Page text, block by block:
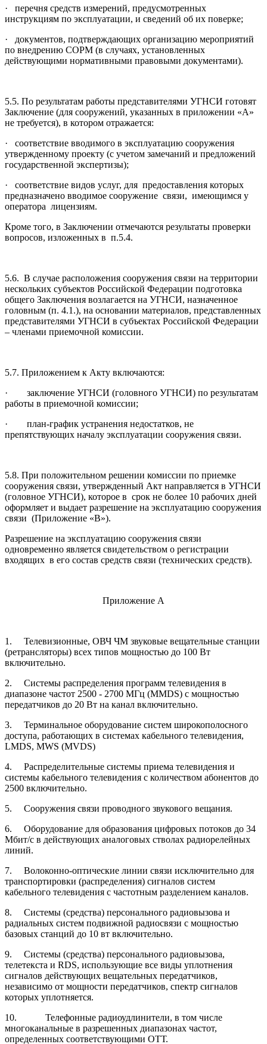
· перечня средств измерений, предусмотренных
инструкциям по эксплуатации, и сведений об их поверке;
· документов, подтверждающих организацию мероприятий
по внедрению СОРМ (в случаях, установленных
действующими нормативными правовыми документами).
5.5. По результатам работы представителями УГНСИ готовят
Заключение (для сооружений, указанных в приложении «А»
не требуется), в котором отражается:
· соответствие вводимого в эксплуатацию сооружения
утвержденному проекту (с учетом замечаний и предложений
государственной экспертизы);
· соответствие видов услуг, для предоставления которых
предназначено вводимое сооружение связи, имеющимся у
оператора лицензиям.
Кроме того, в Заключении отмечаются результаты проверки
вопросов, изложенных в п.5.4.
5.6. В случае расположения сооружения связи на территории
нескольких субъектов Российской Федерации подготовка
общего Заключения возлагается на УГНСИ, назначенное
головным (п. 4.1.), на основании материалов, представленных
представителями УГНСИ в субъектах Российской Федерации
– членами приемочной комиссии.
5.7. Приложением к Акту включаются:
· заключение УГНСИ (головного УГНСИ) по результатам
работы в приемочной комиссии;
· план-график устранения недостатков, не
препятствующих началу эксплуатации сооружения связи.
5.8. При положительном решении комиссии по приемке
сооружения связи, утвержденный Акт направляется в УГНСИ
(головное УГНСИ), которое в срок не более 10 рабочих дней
оформляет и выдает разрешение на эксплуатацию сооружения
связи (Приложение «В»).
Разрешение на эксплуатацию сооружения связи
одновременно является свидетельством о регистрации
входящих в его состав средств связи (технических средств).
Приложение А
1. Телевизионные, ОВЧ ЧМ звуковые вещательные станции
(ретрансляторы) всех типов мощностью до 100 Вт
включительно.
2. Системы распределения программ телевидения в
диапазоне частот 2500 - 2700 МГц (MMDS) с мощностью
передатчиков до 20 Вт на канал включительно.
3. Терминальное оборудование систем широкополосного
доступа, работающих в системах кабельного телевидения,
LMDS, MWS (MVDS)
4. Распределительные системы приема телевидения и
системы кабельного телевидения с количеством абонентов до
2500 включительно.
5. Сооружения связи проводного звукового вещания.
6. Оборудование для образования цифровых потоков до 34
Мбит/с в действующих аналоговых стволах радиорелейных
линий.
7. Волоконно-оптические линии связи исключительно для
транспортировки (распределения) сигналов систем
кабельного телевидения с частотным разделением каналов.
8. Системы (средства) персонального радиовызова и
радиальных систем подвижной радиосвязи с мощностью
базовых станций до 10 вт включительно.
9. Системы (средства) персонального радиовызова,
телетекста и RDS, использующие все виды уплотнения
сигналов действующих вещательных передатчиков,
независимо от мощности передатчиков, спектр сигналов
которых уплотняется.
10.
Телефонные радиоудлинители, в том числе
многоканальные в разрешенных диапазонах частот,
определенных соответствующими ОТТ.